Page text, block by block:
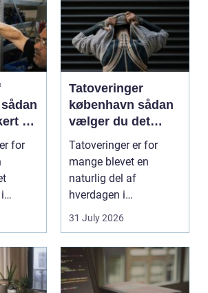
og
for
Tatoveringer
københavn sådan
vælger du det
rigtige studie
Tatoveringer er for
mange blevet en
naturlig del af
hverdagen i
København. Byen er
fyldt med dygtige...
31 July 2026